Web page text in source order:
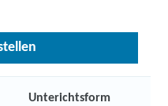
Unterichtsform